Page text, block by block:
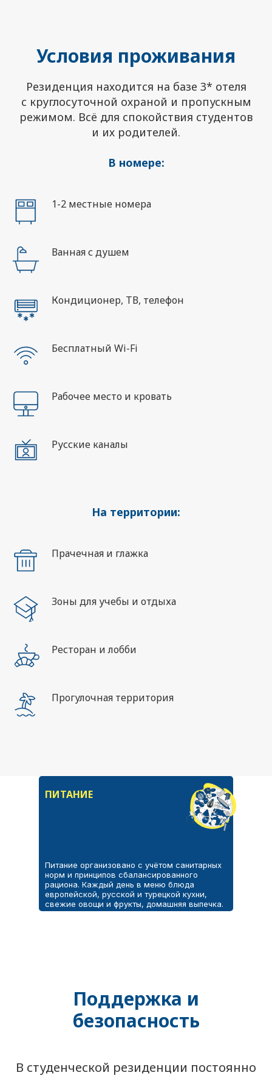
Условия проживания
Резиденция находится на базе 3* отеля
с круглосуточной охраной и пропускным
режимом. Всё для спокойствия студентов
и их родителей.
В номере:
1-2 местные номера
Ванная с душем
Кондиционер, ТВ, телефон
Бесплатный Wi-Fi
Рабочее место и кровать
Русские каналы
На территории:
Прачечная и глажка
Зоны для учебы и отдыха
Ресторан и лобби
Прогулочная территория
ПИТАНИЕ
Питание организовано с учётом санитарных
норм и принципов сбалансированного
рациона. Каждый день в меню блюда
европейской, русской и турецкой кухни,
свежие овощи и фрукты, домашняя выпечка.
Поддержка и
безопасность
В студенческой резиденции постоянно